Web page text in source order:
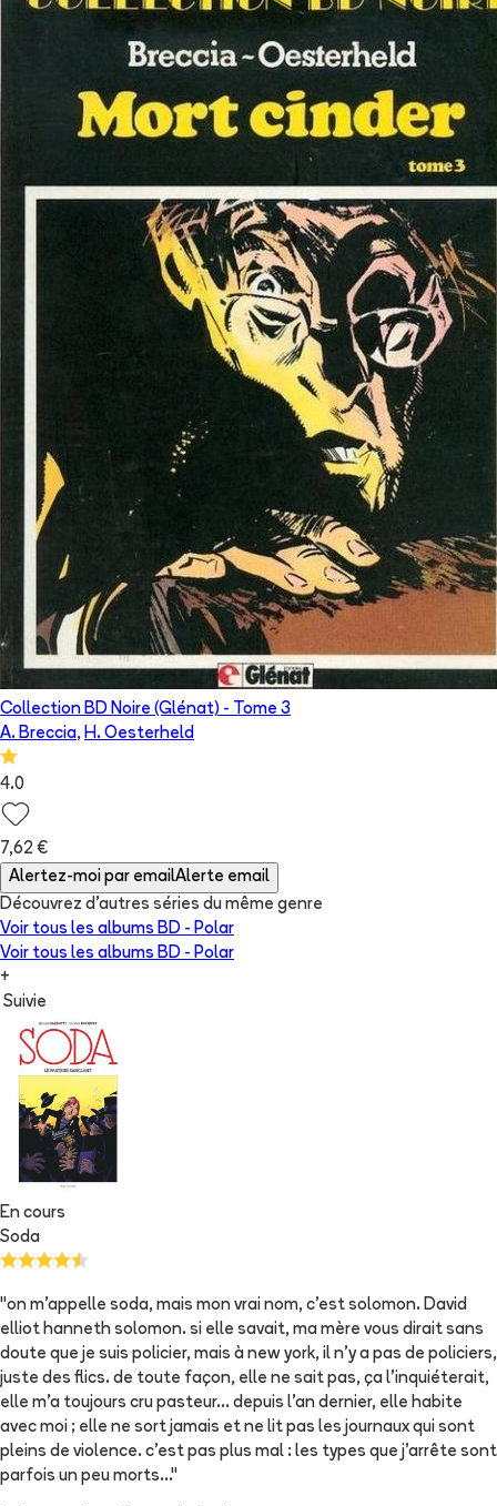
Collection BD Noire (Glénat) - Tome 3
A. Breccia, H. Oesterheld
4.0
7,62 €
Alertez-moi par emailAlerte email
Découvrez d'autres séries du même genre
Voir tous les albums BD - Polar
Voir tous les albums BD - Polar
+
Suivie
En cours
Soda
"on m'appelle soda, mais mon vrai nom, c'est solomon. David
elliot hanneth solomon. si elle savait, ma mère vous dirait sans
doute que je suis policier, mais à new york, il n'y a pas de policiers,
juste des flics. de toute façon, elle ne sait pas, ça l'inquiéterait,
elle m'a toujours cru pasteur... depuis l'an dernier, elle habite
avec moi ; elle ne sort jamais et ne lit pas les journaux qui sont
pleins de violence. c'est pas plus mal : les types que j'arrête sont
parfois un peu morts..."